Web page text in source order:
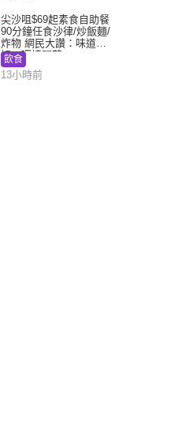
尖沙咀$69起素食自助餐
90分鐘任食沙律/炒飯麵/
炸物 網民大讚：味道
好，環境闊落
飲食
13小時前